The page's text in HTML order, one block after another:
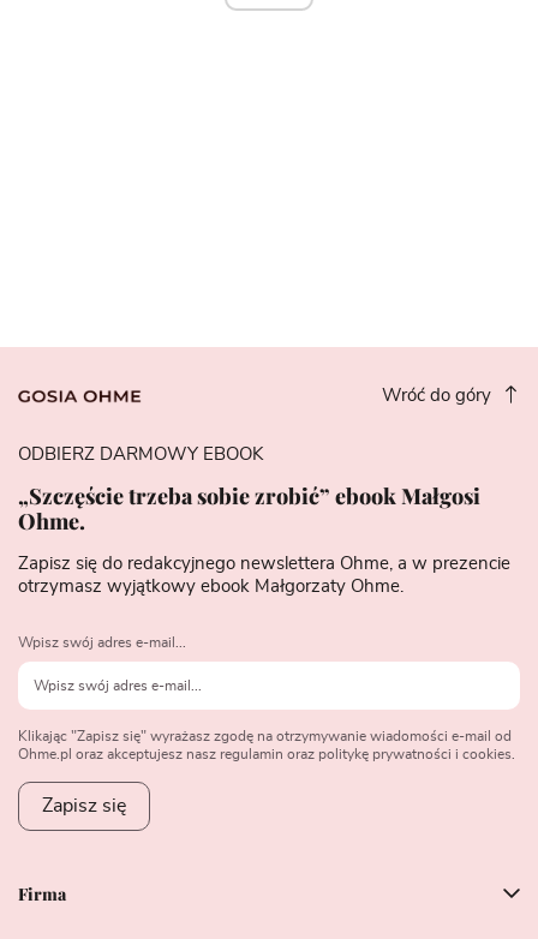
Wróć do góry
Firma
ODBIERZ DARMOWY EBOOK
„Szczęście trzeba sobie zrobić” ebook Małgosi
Ohme.
Zapisz się do redakcyjnego newslettera Ohme, a w prezencie
otrzymasz wyjątkowy ebook Małgorzaty Ohme.
Wpisz swój adres e-mail...
Klikając "Zapisz się" wyrażasz zgodę na otrzymywanie wiadomości e-mail od
Ohme.pl oraz akceptujesz nasz regulamin oraz politykę prywatności i cookies.
Zapisz się